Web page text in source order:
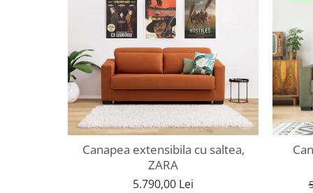
Canapea extensibila cu saltea,
ZARA
5.790,00 Lei